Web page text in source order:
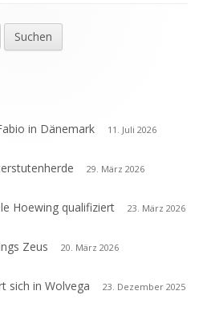
in Dänemark 11. Juli 2026
29. März 2026
Hoewing qualifiziert 23. März 2026
Zeus 20. März 2026
sich in Wolvega 23. Dezember 2025